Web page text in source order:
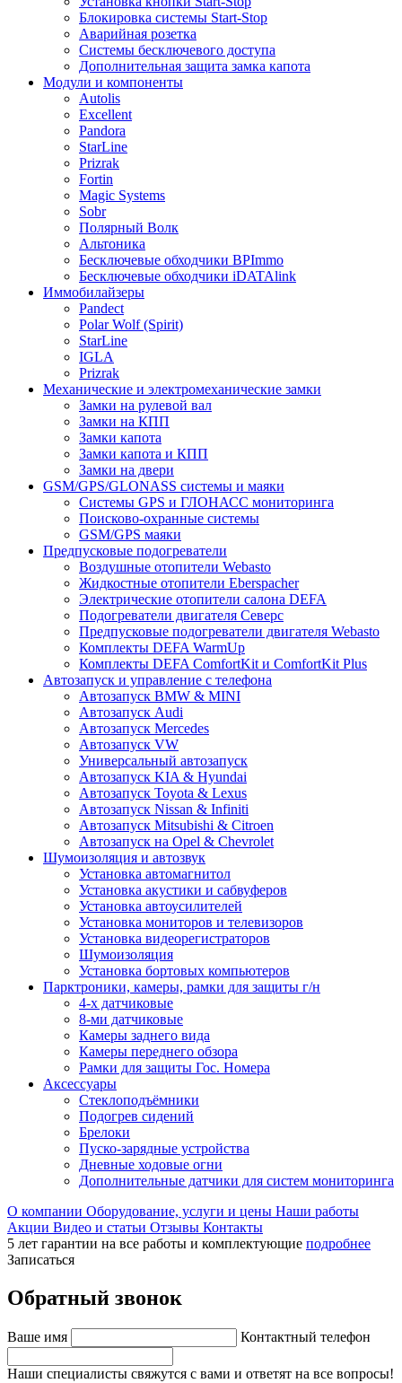
Блокировка системы Start-Stop
Аварийная розетка
Системы бесключевого доступа
Дополнительная защита замка капота
Модули и компоненты
Autolis
Excellent
Pandora
StarLine
Prizrak
Fortin
Magic Systems
Sobr
Полярный Волк
Альтоника
Бесключевые обходчики BPImmo
Бесключевые обходчики iDATAlink
Иммобилайзеры
Pandect
Polar Wolf (Spirit)
StarLine
IGLA
Prizrak
Механические и электромеханические замки
Замки на рулевой вал
Замки на КПП
Замки капота
Замки капота и КПП
Замки на двери
GSM/GPS/GLONASS системы и маяки
Системы GPS и ГЛОНАСС мониторинга
Поисково-охранные системы
GSM/GPS маяки
Предпусковые подогреватели
Воздушные отопители Webasto
Жидкостные отопители Eberspacher
Электрические отопители салона DEFA
Подогреватели двигателя Северс
Предпусковые подогреватели двигателя Webasto
Комплекты DEFA WarmUp
Комплекты DEFA ComfortKit и ComfortKit Plus
Автозапуск и управление с телефона
Автозапуск BMW & MINI
Автозапуск Audi
Автозапуск Mercedes
Автозапуск VW
Универсальный автозапуск
Автозапуск KIA & Hyundai
Автозапуск Toyota & Lexus
Автозапуск Nissan & Infiniti
Автозапуск Mitsubishi & Citroen
Автозапуск на Opel & Chevrolet
Шумоизоляция и автозвук
Установка автомагнитол
Установка акустики и сабвуферов
Установка автоусилителей
Установка мониторов и телевизоров
Установка видеорегистраторов
Шумоизоляция
Установка бортовых компьютеров
Парктроники, камеры, рамки для защиты г/н
4-х датчиковые
8-ми датчиковые
Камеры заднего вида
Камеры переднего обзора
Рамки для защиты Гос. Номера
Аксессуары
Стеклоподъёмники
Подогрев сидений
Брелоки
Пуско-зарядные устройства
Дневные ходовые огни
Дополнительные датчики для систем мониторинга
О компании Оборудование, услуги и цены Наши работы
Акции Видео и статьи Отзывы Контакты
5 лет гарантии на все работы и комплектующие подробнее
Записаться
Обратный звонок
Ваше имя Контактный телефон
Наши специалисты свяжутся с вами и ответят на все вопросы!